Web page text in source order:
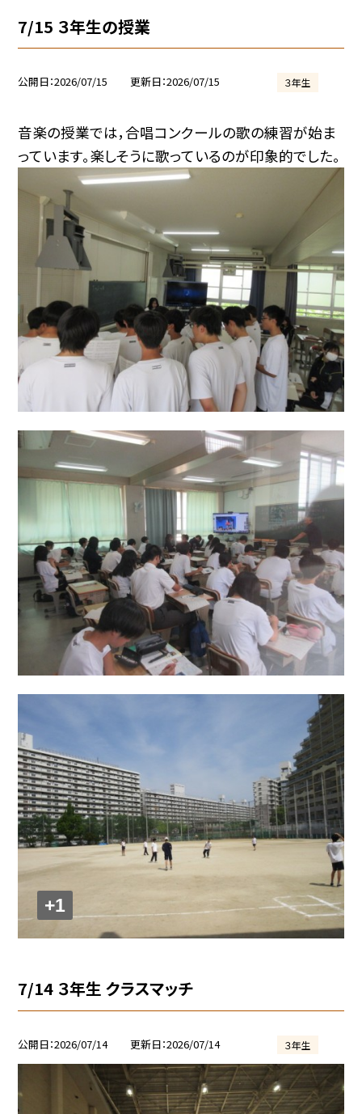
7/15 ３年生の授業
公開日 2026/07/15 更新日 2026/07/15 ３年生
音楽の授業では，合唱コンクールの歌の練習が始ま
っています。楽しそうに歌っているのが印象的でした。
+1
7/14 ３年生 クラスマッチ
公開日 2026/07/14 更新日 2026/07/14 ３年生